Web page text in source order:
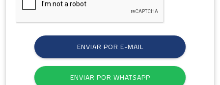
ENVIAR POR E-MAIL
ENVIAR POR WHATSAPP